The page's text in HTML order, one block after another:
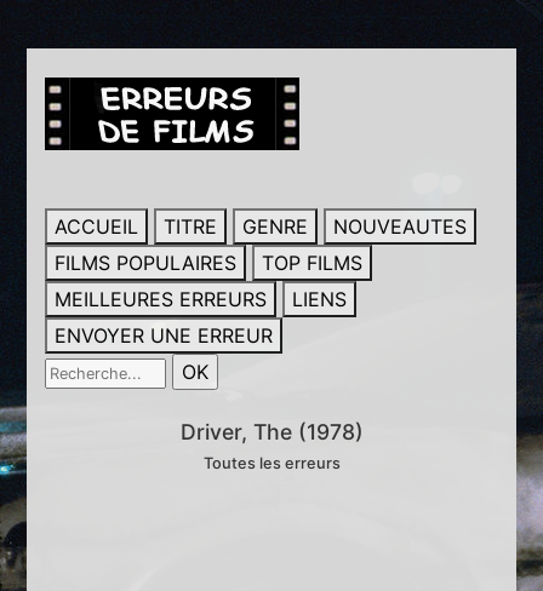
ACCUEIL TITRE GENRE
NOUVEAUTES
FILMS POPULAIRES
TOP FILMS
MEILLEURES ERREURS
LIENS
ENVOYER UNE ERREUR
Driver, The (1978)
Toutes les erreurs